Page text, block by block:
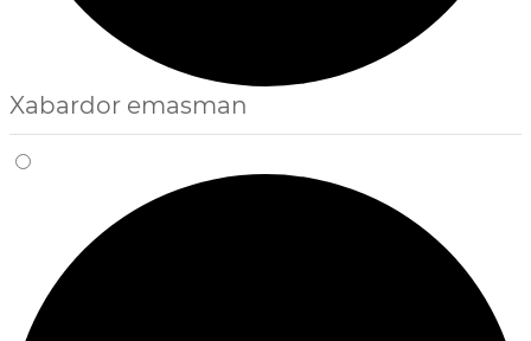
Xabardor emasman